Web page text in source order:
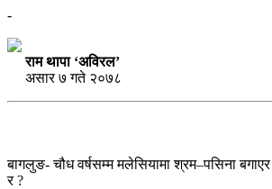
-
राम थापा ‘अविरल’
असार ७ गते २०७८
बागलुङ- चौध वर्षसम्म मलेसियामा श्रम–पसिना
र ?